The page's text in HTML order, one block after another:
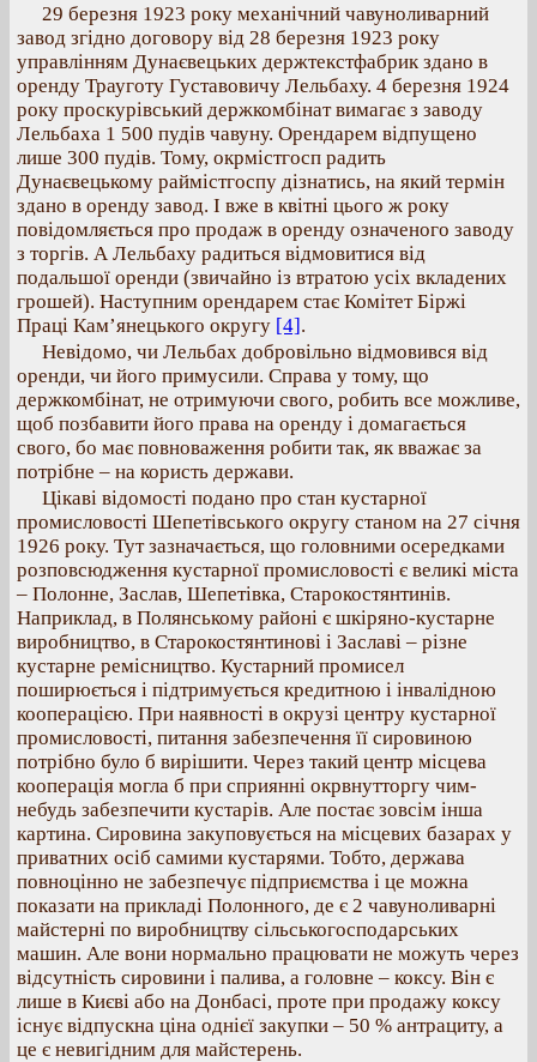
29 березня 1923 року механічний чавуноливарний
завод згідно договору від 28 березня 1923 року
управлінням Дунаєвецьких держтекстфабрик здано в
оренду Трауготу Густавовичу Лельбаху. 4 березня 1924
року проскурівський держкомбінат вимагає з заводу
Лельбаха 1 500 пудів чавуну. Орендарем відпущено
лише 300 пудів. Тому, окрмістгосп радить
Дунаєвецькому раймістгоспу дізнатись, на який термін
здано в оренду завод. І вже в квітні цього ж року
повідомляється про продаж в оренду означеного заводу
з торгів. А Лельбаху радиться відмовитися від
подальшої оренди (звичайно із втратою усіх вкладених
грошей). Наступним орендарем стає Комітет Біржі
Праці Кам’янецького округу [4].
Невідомо, чи Лельбах добровільно відмовився від
оренди, чи його примусили. Справа у тому, що
держкомбінат, не отримуючи свого, робить все можливе,
щоб позбавити його права на оренду і домагається
свого, бо має повноваження робити так, як вважає за
потрібне – на користь держави.
Цікаві відомості подано про стан кустарної
промисловості Шепетівського округу станом на 27 січня
1926 року. Тут зазначається, що головними осередками
розповсюдження кустарної промисловості є великі міста
– Полонне, Заслав, Шепетівка, Старокостянтинів.
Наприклад, в Полянському районі є шкіряно-кустарне
виробництво, в Старокостянтинові і Заславі – різне
кустарне ремісництво. Кустарний промисел
поширюється і підтримується кредитною і інвалідною
кооперацією. При наявності в окрузі центру кустарної
промисловості, питання забезпечення її сировиною
потрібно було б вирішити. Через такий центр місцева
кооперація могла б при сприянні окрвнутторгу чим-
небудь забезпечити кустарів. Але постає зовсім інша
картина. Сировина закуповується на місцевих базарах у
приватних осіб самими кустарями. Тобто, держава
повноцінно не забезпечує підприємства і це можна
показати на прикладі Полонного, де є 2 чавуноливарні
майстерні по виробництву сільськогосподарських
машин. Але вони нормально працювати не можуть через
відсутність сировини і палива, а головне – коксу. Він є
лише в Києві або на Донбасі, проте при продажу коксу
існує відпускна ціна однієї закупки – 50 % антрациту, а
це є невигідним для майстерень.